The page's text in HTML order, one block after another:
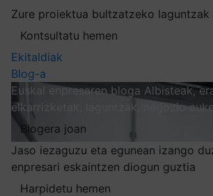
Zure proiektua bultzatzeko laguntzak
Kontsultatu hemen
Ekitaldiak
Blog-a
Euskal enpresaren bloga Albisteak,
elkarrizketak, laguntzak, negozio
Blogera joan
Jaso iezaguzu eta egunean izango
enpresari eskaintzen diogun guztia
Harpidetu hemen